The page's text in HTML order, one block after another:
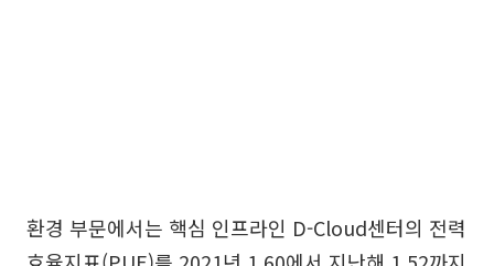
환경 부문에서는 핵심 인프라인 D-Cloud센터의 전력